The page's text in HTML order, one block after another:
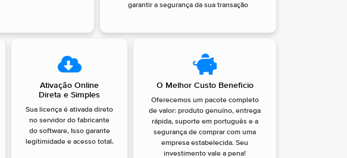
garantir a segurança da sua transação
Ativação Online
Direta e Simples
Sua licença é ativada direto
no servidor do fabricante
do software, Isso garante
legitimidade e acesso total.
O Melhor Custo Beneficio
Oferecemos um pacote completo
de valor: produto genuíno, entrega
rápida, suporte em português e a
segurança de comprar com uma
empresa estabelecida. Seu
investimento vale a pena!